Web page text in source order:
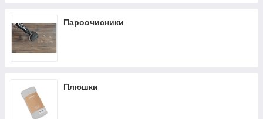
Пароочисники
Плюшки